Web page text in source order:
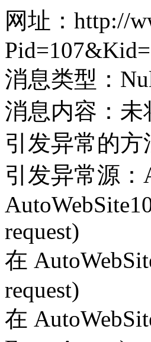
网址：http://
消息类型：
消息内容：
引发异常的方
引发异常源：
request)
在
request)
在